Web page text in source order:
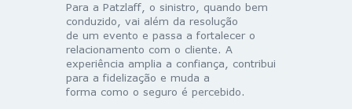
Para a Patzlaff, o sinistro, quando bem
conduzido, vai além da resolução
de um evento e passa a fortalecer o
relacionamento com o cliente. A
experiência amplia a confiança, contribui
para a fidelização e muda a
forma como o seguro é percebido.